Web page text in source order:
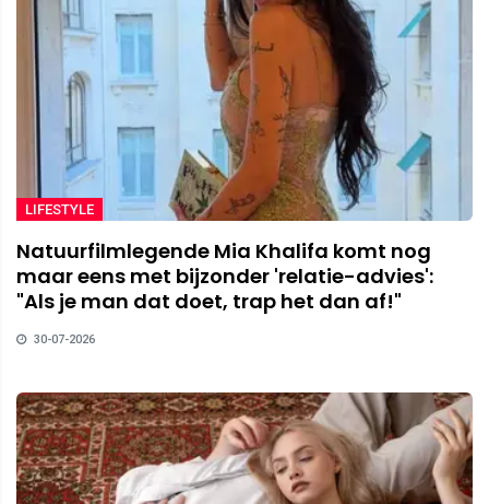
LIFESTYLE
Natuurfilmlegende Mia Khalifa komt nog
maar eens met bijzonder 'relatie-advies':
"Als je man dat doet, trap het dan af!"
30-07-2026